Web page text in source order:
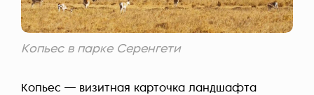
Копьес в парке Серенгети
Копьес — визитная карточка ландшафта